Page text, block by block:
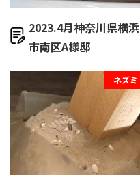
2023.4月神奈川県横浜
市南区A様邸
ネズミ